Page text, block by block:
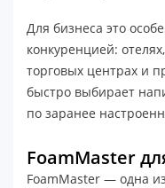
Для бизнеса это
конкуренцией:
торговых центрах и
быстро выбирает
по заранее
FoamMaster
FoamMaster — одна